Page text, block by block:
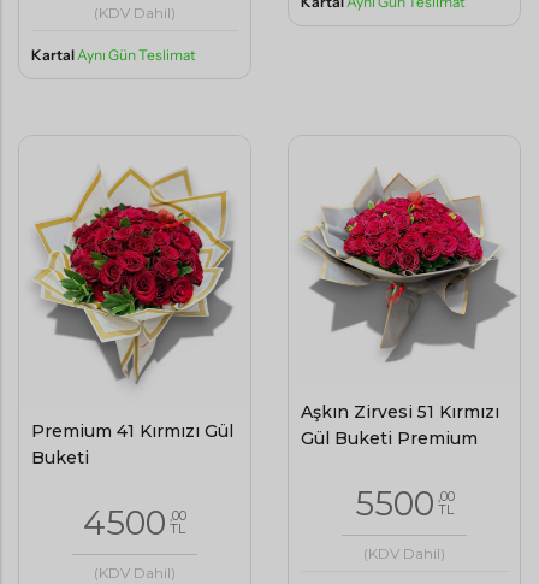
(KDV Dahil)
Kartal Aynı Gün Teslimat
Premium 41 Kırmızı Gül
Buketi
4500 ,00
TL
(KDV Dahil)
Aşkın Zirvesi 51 Kırmızı
Gül Buketi Premium
5500 ,00
TL
(KDV Dahil)